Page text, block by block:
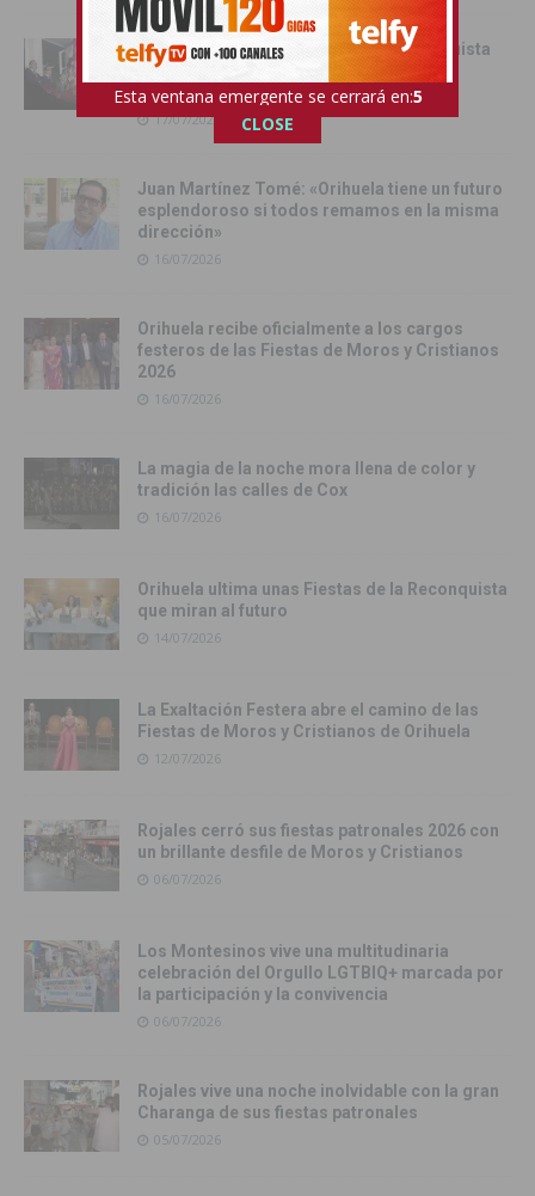
Orihuela inicia sus Fiestas de la Reconquista
con la Exposición Pública de la Gloriosa
Enseña del Oriol
17/07/2026
Juan Martínez Tomé: «Orihuela tiene un futuro
esplendoroso si todos remamos en la misma
dirección»
16/07/2026
Orihuela recibe oficialmente a los cargos
festeros de las Fiestas de Moros y Cristianos
2026
16/07/2026
La magia de la noche mora llena de color y
tradición las calles de Cox
16/07/2026
Orihuela ultima unas Fiestas de la Reconquista
que miran al futuro
14/07/2026
La Exaltación Festera abre el camino de las
Fiestas de Moros y Cristianos de Orihuela
12/07/2026
Rojales cerró sus fiestas patronales 2026 con
un brillante desfile de Moros y Cristianos
06/07/2026
Los Montesinos vive una multitudinaria
celebración del Orgullo LGTBIQ+ marcada por
la participación y la convivencia
06/07/2026
Rojales vive una noche inolvidable con la gran
Charanga de sus fiestas patronales
05/07/2026
Esta ventana emergente se cerrará en:4
CLOSE